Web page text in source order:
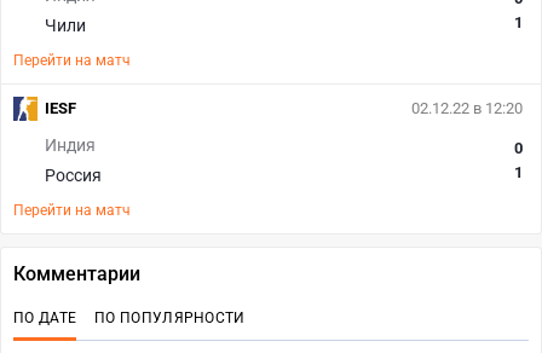
Чили
1
Перейти на матч
02.12.22 в 12:20
Индия
Россия
0
1
Перейти на матч
IESF
Комментарии
ПО ДАТЕ ПО ПОПУЛЯРНОСТИ